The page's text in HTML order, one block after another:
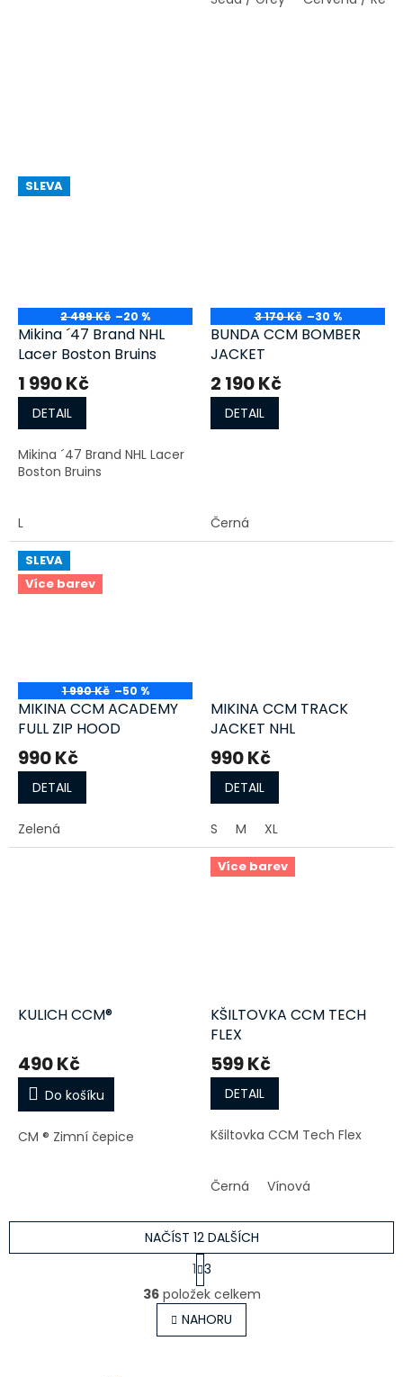
SLEVA
2 499 Kč –20 %
Mikina ´47 Brand NHL
Lacer Boston Bruins
1 990 Kč
DETAIL
Mikina ´47 Brand NHL Lacer
Boston Bruins
L
3 170 Kč –30 %
BUNDA CCM BOMBER
JACKET
2 190 Kč
DETAIL
Černá
SLEVA
Více barev
1 990 Kč –50 %
MIKINA CCM ACADEMY
FULL ZIP HOOD
990 Kč
DETAIL
Zelená
MIKINA CCM TRACK
JACKET NHL
990 Kč
DETAIL
S M XL
KULICH CCM®
490 Kč
Do košíku
CM ® Zimní čepice
Více barev
KŠILTOVKA CCM TECH
FLEX
599 Kč
DETAIL
Kšiltovka CCM Tech Flex
Černá Vínová
O
v
l
á
NAČÍST 12 DALŠÍCH
S
t
r
á
n
k
1 3
36položek celkem
NAHORU